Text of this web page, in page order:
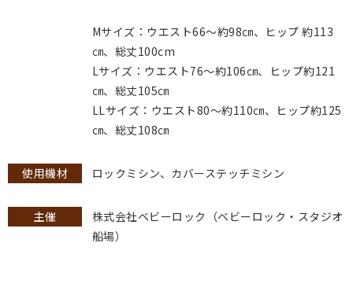
Mサイズ：ウエスト66～約98㎝、ヒップ 約113
㎝、総丈100cm
Lサイズ：ウエスト76～約106㎝、ヒップ約121
㎝、総丈105㎝
LLサイズ：ウエスト80～約110㎝、ヒップ約125
㎝、総丈108㎝
使用機材 ロックミシン、カバーステッチミシン
主催
株式会社ベビーロック（ベビーロック・スタジオ
船場）